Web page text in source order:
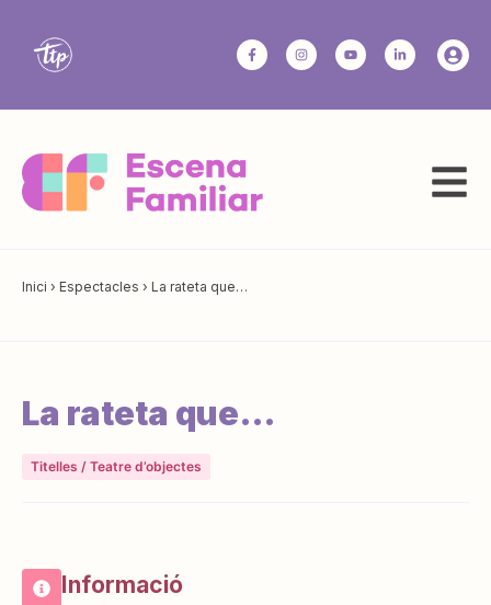
Inici › Espectacles › La rateta que…
La rateta que…
Titelles / Teatre d’objectes
Informació